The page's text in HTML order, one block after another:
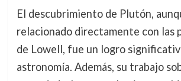
El descubrimiento de Plutón,
relacionado directamente con las
de Lowell, fue un logro
astronomía. Además, su trabajo